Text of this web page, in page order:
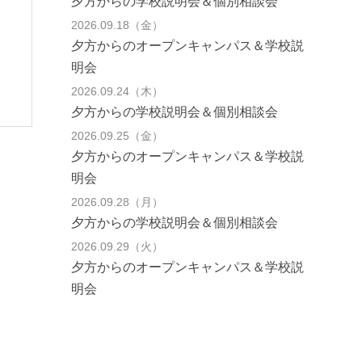
2026.09.18（金）
夕方からのオープンキャンパス＆学校説
明会
2026.09.24（木）
夕方からの学校説明会＆個別相談会
2026.09.25（金）
夕方からのオープンキャンパス＆学校説
明会
2026.09.28（月）
夕方からの学校説明会＆個別相談会
2026.09.29（火）
夕方からのオープンキャンパス＆学校説
明会